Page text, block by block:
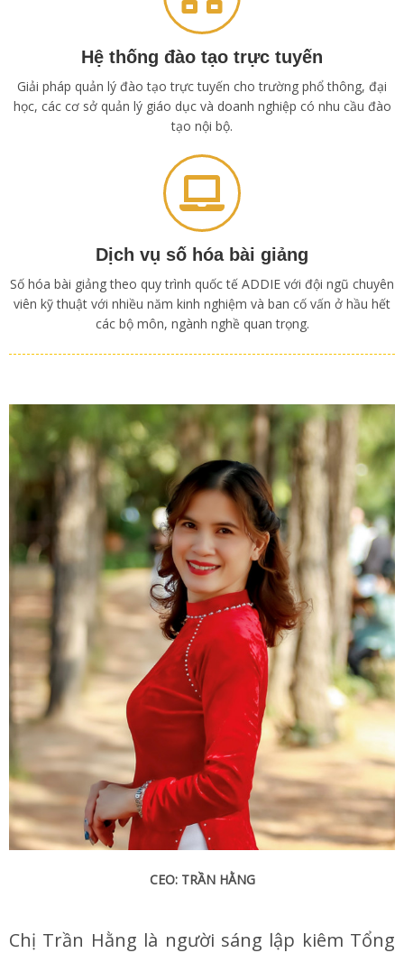
Hệ thống đào tạo trực tuyến
Giải pháp quản lý đào tạo trực tuyến cho trường phổ thông, đại
học, các cơ sở quản lý giáo dục và doanh nghiệp có nhu cầu đào
tạo nội bộ.
Dịch vụ số hóa bài giảng
Số hóa bài giảng theo quy trình quốc tế ADDIE với đội ngũ chuyên
viên kỹ thuật với nhiều năm kinh nghiệm và ban cố vấn ở hầu hết
các bộ môn, ngành nghề quan trọng.
CEO: TRẦN HẰNG
Chị Trần Hằng là người sáng lập kiêm Tổng